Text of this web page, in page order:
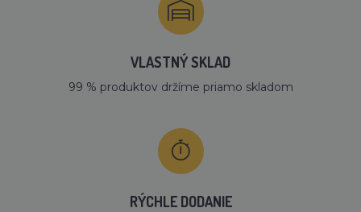
VLASTNÝ SKLAD
99 % produktov držíme priamo skladom
RÝCHLE DODANIE